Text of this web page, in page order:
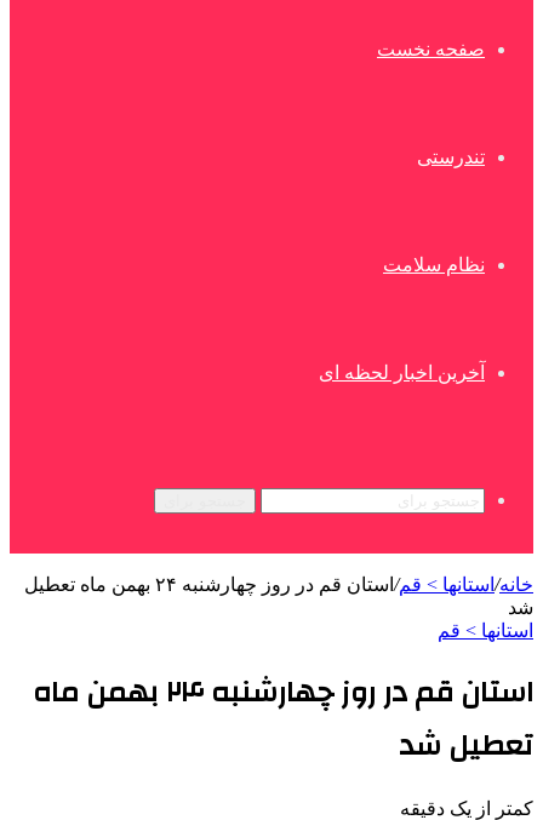
صفحه نخست
تندرستی
نظام سلامت
آخرین اخبار لحظه ای
خانه/ استانها > قم/
استان قم در روز چهارشنبه ۲۴ بهمن ماه تعطیل
شد
استانها > قم
استان قم در روز چهارشنبه ۲۴ بهمن ماه
تعطیل شد
کمتر از یک دقیقه